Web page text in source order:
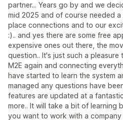
partner... Years go by and we
mid 2025 and of course needed
place connections and to our
:).. and yes there are some free
expensive ones out there, the
question.. It's just such a
M2E again and connecting
have started to learn the system
managed any questions have
features are updated at a
more.. It will take a bit of learning
you want to work with a